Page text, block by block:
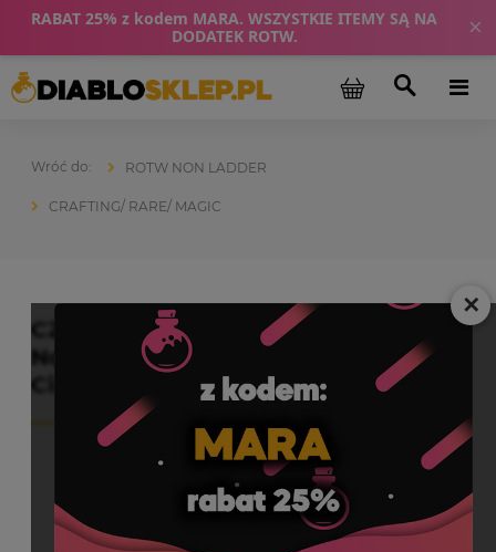
RABAT 25% z kodem MARA. WSZYSTKIE ITEMY SĄ NA
DODATEK ROTW.
×
ROTW NON LADDER
CRAFTING/ RARE/ MAGIC
✕
CZARODZIEJKA SORC RARE ROTW
Non Ladder Koronetka / Diadem /
Circlet / Tiara